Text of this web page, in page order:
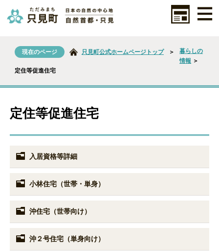
現在のページ 只見町公式ホームページトップ ＞
暮らしの
情報 ＞
定住等促進住宅
定住等促進住宅
入居資格等詳細
小林住宅（世帯・単身）
沖住宅（世帯向け）
沖２号住宅（単身向け）